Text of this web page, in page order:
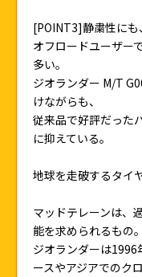
[POINT3]静粛性にも
オフロードユーザー
多い。
ジオランダー M/T
けながらも、
従来品で好評だった
に抑えている。
地球を走破するタイ
マッドテレーンは、
能を求められるもの。
ジオランダーは1996
ースやアジアでのク